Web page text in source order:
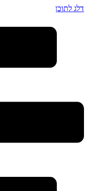
דלג לתוכן